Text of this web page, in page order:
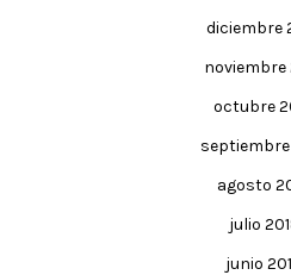
diciembre
noviembre
octubre
septiembre
agosto
julio
junio